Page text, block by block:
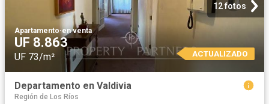
12 fotos
Apartamento·en venta
UF 8.863
UF 73/m² ACTUALIZADO
Departamento en Valdivia
Región de Los Ríos